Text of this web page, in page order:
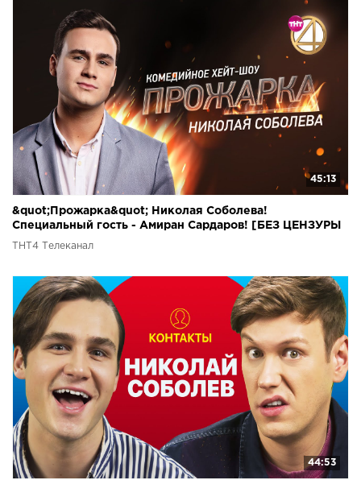
45:13
&quot;Прожарка&quot; Николая Соболева!
Специальный гость - Амиран Сардаров! [БЕЗ ЦЕНЗУРЫ
18+]
ТНТ4 Телеканал
44:53